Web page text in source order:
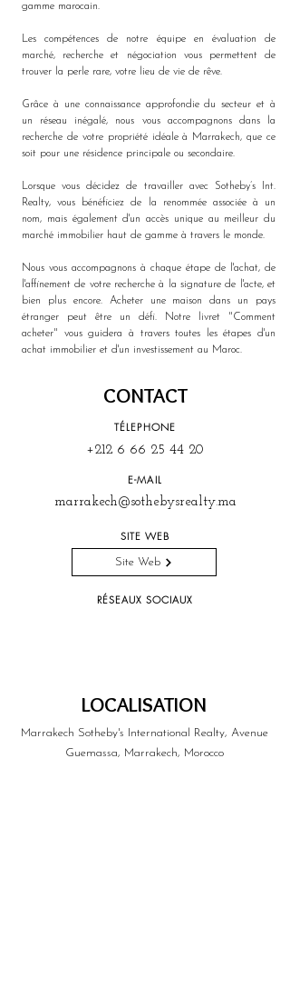
gamme marocain.
Les compétences de notre équipe en évaluation de
marché, recherche et négociation vous permettent de
trouver la perle rare, votre lieu de vie de rêve.
Grâce à une connaissance approfondie du secteur et à
un réseau inégalé, nous vous accompagnons dans la
recherche de votre propriété idéale à Marrakech, que ce
soit pour une résidence principale ou secondaire.
Lorsque vous décidez de travailler avec Sotheby’s Int.
Realty, vous bénéficiez de la renommée associée à un
nom, mais également d'un accès unique au meilleur du
marché immobilier haut de gamme à travers le monde.
Nous vous accompagnons à chaque étape de l'achat, de
l'affinement de votre recherche à la signature de l'acte, et
bien plus encore. Acheter une maison dans un pays
étranger peut être un défi. Notre livret "Comment
acheter" vous guidera à travers toutes les étapes d'un
achat immobilier et d'un investissement au Maroc.
TÉLEPHONE
+212 6 66 25 44 20
E-MAIL
marrakech@sothebysrealty.ma
SITE WEB
Site Web
RÉSEAUX SOCIAUX
CONTACT
LOCALISATION
Marrakech Sotheby's International Realty, Avenue
Guemassa, Marrakech, Morocco